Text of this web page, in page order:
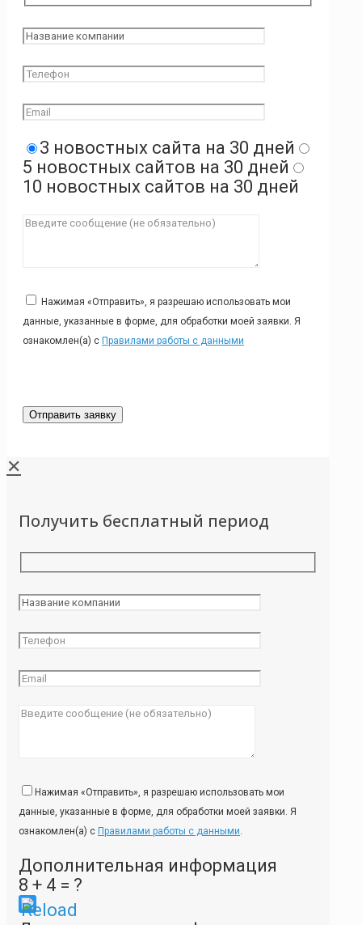
3 новостных сайта на 30 дней
5 новостных сайтов на 30 дней
10 новостных сайтов на 30 дней
Нажимая «Отправить», я разрешаю использовать мои
данные, указанные в форме, для обработки моей заявки. Я
ознакомлен(а) с Правилами работы с данными
✕
Получить бесплатный период
Нажимая «Отправить», я разрешаю использовать мои
данные, указанные в форме, для обработки моей заявки. Я
ознакомлен(а) с Правилами работы с данными.
Дополнительная информация
8 + 4 = ?